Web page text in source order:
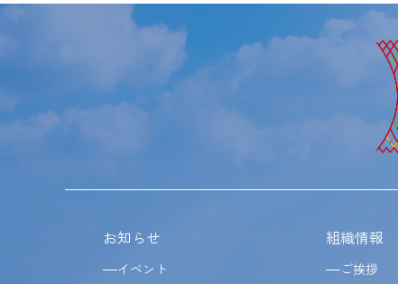
お知らせ
イベント
組織情報
ご挨拶